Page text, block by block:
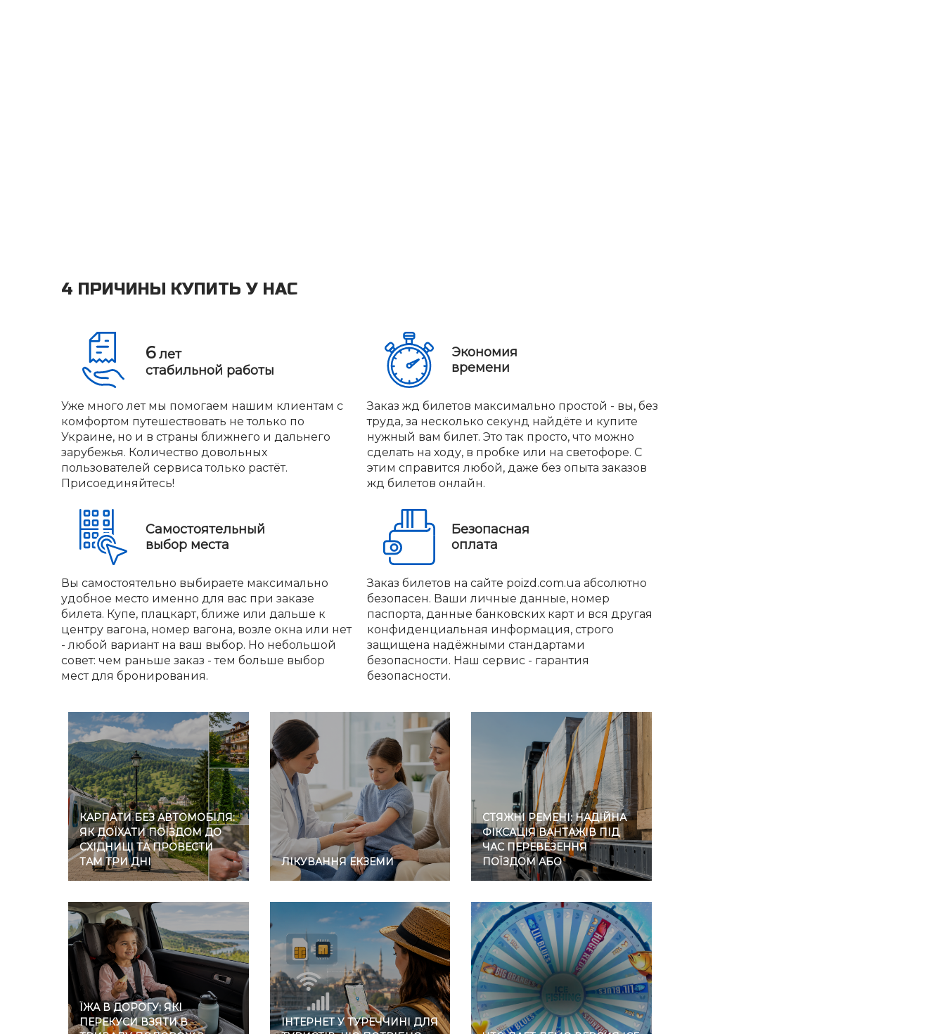
4 ПРИЧИНЫ КУПИТЬ У НАС
6лет
стабильной работы
Уже много лет мы помогаем нашим клиентам с
комфортом путешествовать не только по
Украине, но и в страны ближнего и дальнего
зарубежья. Количество довольных
пользователей сервиса только растёт.
Присоединяйтесь!
Экономия
времени
Заказ жд билетов максимально простой - вы, без
труда, за несколько секунд найдёте и купите
нужный вам билет. Это так просто, что можно
сделать на ходу, в пробке или на светофоре. С
этим справится любой, даже без опыта заказов
жд билетов онлайн.
Самостоятельный
выбор места
Вы самостоятельно выбираете максимально
удобное место именно для вас при заказе
билета. Купе, плацкарт, ближе или дальше к
центру вагона, номер вагона, возле окна или нет
- любой вариант на ваш выбор. Но небольшой
совет: чем раньше заказ - тем больше выбор
мест для бронирования.
Безопасная
оплата
Заказ билетов на сайте poizd.com.ua абсолютно
безопасен. Ваши личные данные, номер
паспорта, данные банковских карт и вся другая
конфиденциальная информация, строго
защищена надёжными стандартами
безопасности. Наш сервис - гарантия
безопасности.
КАРПАТИ БЕЗ АВТОМОБІЛЯ:
ЯК ДОЇХАТИ ПОЇЗДОМ ДО
СХІДНИЦІ ТА ПРОВЕСТИ
ТАМ ТРИ ДНІ
ЛІКУВАННЯ ЕКЗЕМИ
СТЯЖНІ РЕМЕНІ: НАДІЙНА
ФІКСАЦІЯ ВАНТАЖІВ ПІД
ЧАС ПЕРЕВЕЗЕННЯ
ПОЇЗДОМ АБО
АВТОМОБІЛЕМ
ЇЖА В ДОРОГУ: ЯКІ
ПЕРЕКУСИ ВЗЯТИ В
ІНТЕРНЕТ У ТУРЕЧЧИНІ ДЛЯ